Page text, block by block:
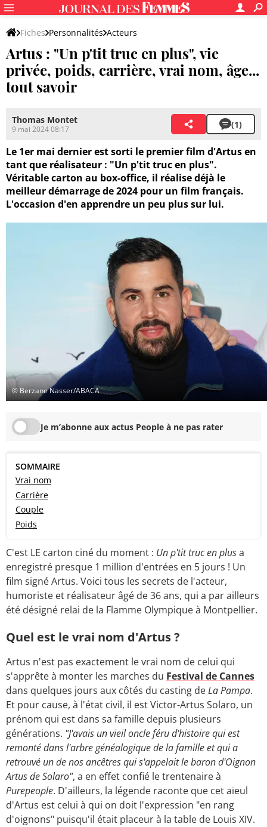
Fiches Personnalités Acteurs
Artus : "Un p'tit truc en plus", vie
privée, poids, carrière, vrai nom, âge...
tout savoir
Thomas Montet
9 mai 2024 08:17 (1)
Le 1er mai dernier est sorti le premier film d'Artus en
tant que réalisateur : "Un p'tit truc en plus".
Véritable carton au box-office, il réalise déjà le
meilleur démarrage de 2024 pour un film français.
L'occasion d'en apprendre un peu plus sur lui.
© Berzane Nasser/ABACA
Je m’abonne aux actus People à ne pas rater
SOMMAIRE
Vrai nom
Carrière
Couple
Poids
C'est LE carton ciné du moment : Un p'tit truc en plusa
enregistré presque 1 million d'entrées en 5 jours ! Un
film signé Artus. Voici tous les secrets de l'acteur,
humoriste et réalisateur âgé de 36 ans, qui a par ailleurs
été désigné relai de la Flamme Olympique à Montpellier.
Quel est le vrai nom d'Artus ?
Artus n'est pas exactement le vrai nom de celui qui
s'apprête à monter les marches du Festival de Cannes
dans quelques jours aux côtés du casting deLa Pampa.
Et pour cause, à l'état civil, il est Victor-Artus Solaro, un
prénom qui est dans sa famille depuis plusieurs
générations. "J'avais un vieil oncle féru d'histoire qui est
remonté dans l'arbre généalogique de la famille et qui a
retrouvé un de nos ancêtres qui s'appelait le baron d'Oignon
Artus de Solaro", a en effet confié le trentenaire à
Purepeople. D'ailleurs, la légende raconte que cet aïeul
d'Artus est celui à qui on doit l'expression "en rang
d'oignons" puisqu'il était placeur à la table de Louis XIV.